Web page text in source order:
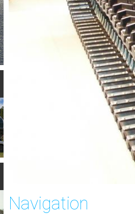
Navigation